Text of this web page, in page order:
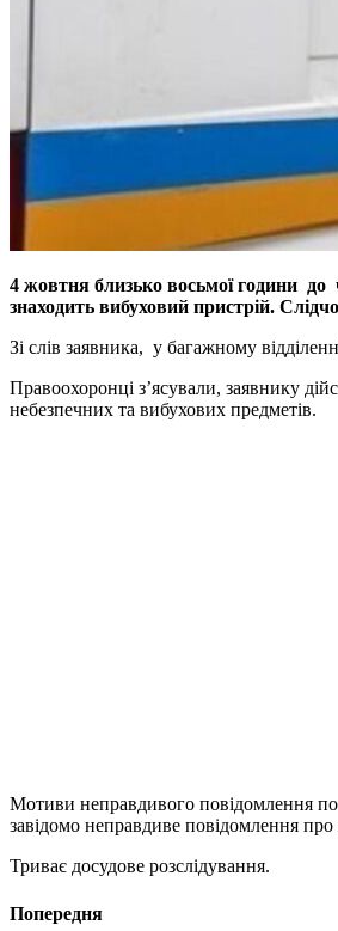
4 жовтня близько восьмої години до
знаходить вибуховий пристрій.
Зі слів заявника, у багажному
Правоохоронці з’ясували, заявнику
небезпечних та вибухових предметів.
Мотиви неправдивого повідомлення
завідомо неправдиве повідомлення
Триває досудове розслідування.
Попередня